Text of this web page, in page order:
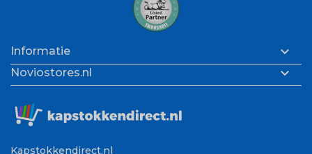
Informatie 
Noviostores.nl 
Kapstokkendirect.nl